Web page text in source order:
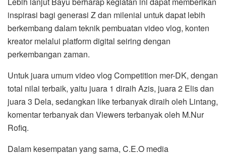
inspirasi bagi generasi Z dan milenial untuk dapat lebih
berkembang dalam teknik pembuatan video vlog, konten
kreator melalui platform digital seiring dengan
perkembangan zaman.
Untuk juara umum video vlog Competition mer-DK, dengan
total nilai terbaik, yaitu juara 1 diraih Azis, juara 2 Elis dan
juara 3 Dela, sedangkan like terbanyak diraih oleh Lintang,
komentar terbanyak dan Viewers terbanyak oleh M.Nur
Rofiq.
Dalam kesempatan yang sama, C.E.O media